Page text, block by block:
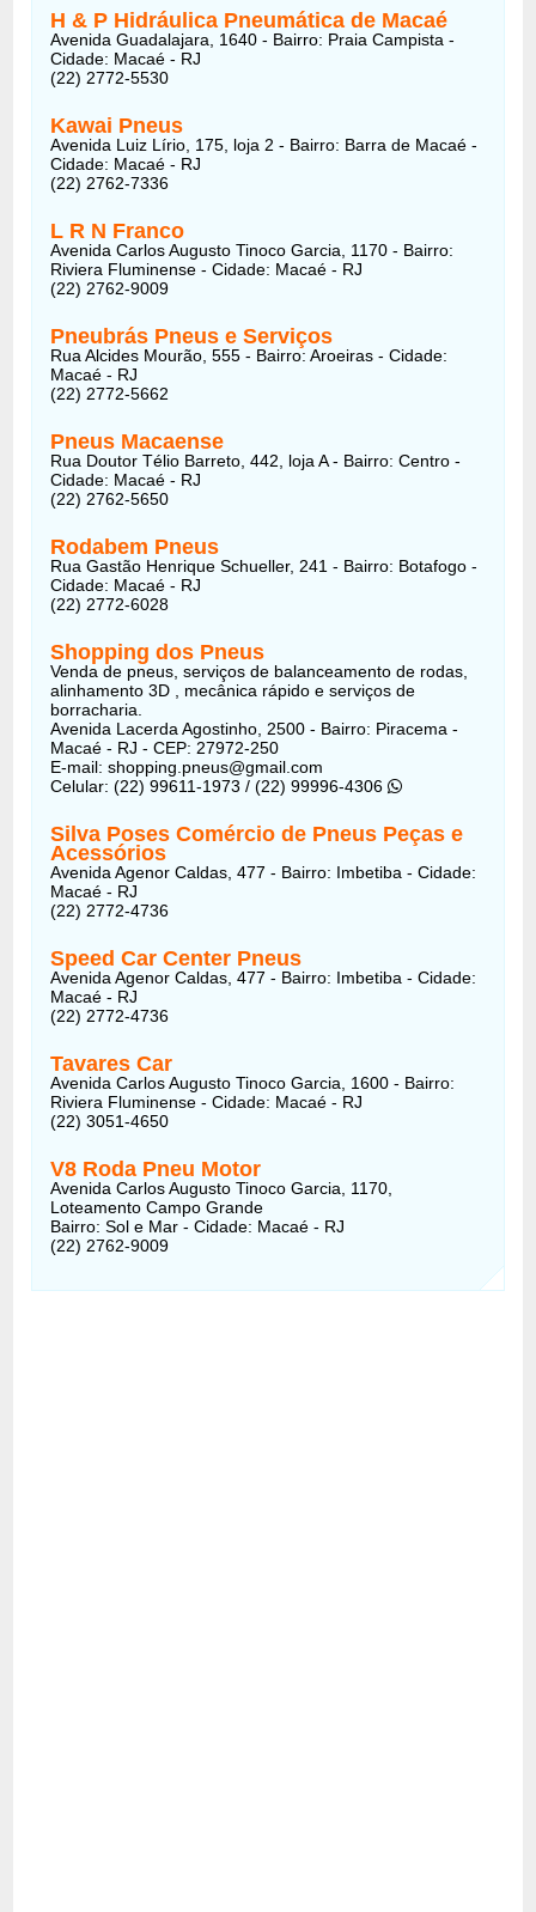
H & P Hidráulica Pneumática de Macaé
Avenida Guadalajara, 1640 - Bairro: Praia Campista -
Cidade: Macaé - RJ
(22) 2772-5530
Kawai Pneus
Avenida Luiz Lírio, 175, loja 2 - Bairro: Barra de Macaé -
Cidade: Macaé - RJ
(22) 2762-7336
L R N Franco
Avenida Carlos Augusto Tinoco Garcia, 1170 - Bairro:
Riviera Fluminense - Cidade: Macaé - RJ
(22) 2762-9009
Pneubrás Pneus e Serviços
Rua Alcides Mourão, 555 - Bairro: Aroeiras - Cidade:
Macaé - RJ
(22) 2772-5662
Pneus Macaense
Rua Doutor Télio Barreto, 442, loja A - Bairro: Centro -
Cidade: Macaé - RJ
(22) 2762-5650
Rodabem Pneus
Rua Gastão Henrique Schueller, 241 - Bairro: Botafogo -
Cidade: Macaé - RJ
(22) 2772-6028
Shopping dos Pneus
Venda de pneus, serviços de balanceamento de rodas,
alinhamento 3D , mecânica rápido e serviços de
borracharia.
Avenida Lacerda Agostinho, 2500 - Bairro: Piracema -
Macaé - RJ - CEP: 27972-250
E-mail: shopping.pneus@gmail.com
Celular: (22) 99611-1973 / (22) 99996-4306
Silva Poses Comércio de Pneus Peças e
Acessórios
Avenida Agenor Caldas, 477 - Bairro: Imbetiba - Cidade:
Macaé - RJ
(22) 2772-4736
Speed Car Center Pneus
Avenida Agenor Caldas, 477 - Bairro: Imbetiba - Cidade:
Macaé - RJ
(22) 2772-4736
Tavares Car
Avenida Carlos Augusto Tinoco Garcia, 1600 - Bairro:
Riviera Fluminense - Cidade: Macaé - RJ
(22) 3051-4650
V8 Roda Pneu Motor
Avenida Carlos Augusto Tinoco Garcia, 1170,
Loteamento Campo Grande
Bairro: Sol e Mar - Cidade: Macaé - RJ
(22) 2762-9009